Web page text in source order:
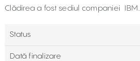
Clădirea a fost sediul companiei IBM.
Status
Dată finalizare